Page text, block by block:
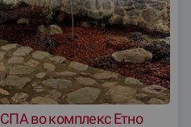
во комплекс Етно